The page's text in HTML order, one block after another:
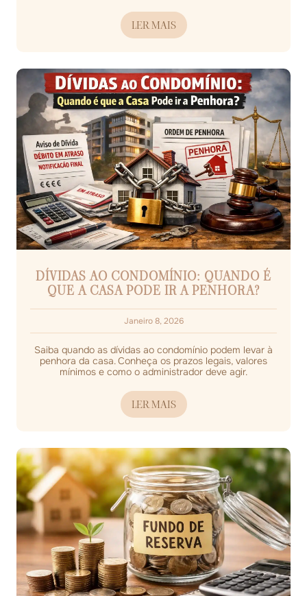
LER MAIS
DÍVIDAS AO CONDOMÍNIO: QUANDO É
QUE A CASA PODE IR A PENHORA?
Janeiro 8, 2026
Saiba quando as dívidas ao condomínio podem levar à
penhora da casa. Conheça os prazos legais, valores
mínimos e como o administrador deve agir.
LER MAIS